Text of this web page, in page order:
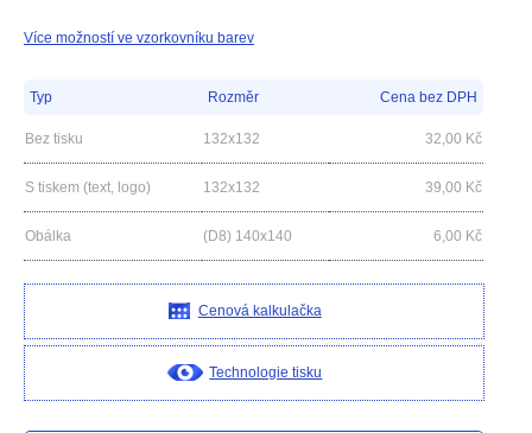
Více možností ve vzorkovníku barev
Typ Rozměr Cena bez DPH
Bez tisku 132x132 32,00 Kč
S tiskem (text, logo) 132x132 39,00 Kč
Obálka (D8) 140x140 6,00 Kč
Cenová kalkulačka
Technologie tisku